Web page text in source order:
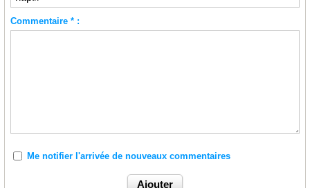
Commentaire * :
Me notifier l'arrivée de nouveaux commentaires